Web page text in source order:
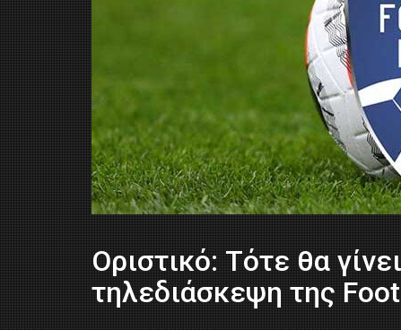
Οριστικό: Τότε θα
τηλεδιάσκεψη της